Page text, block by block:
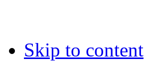
Skip to content